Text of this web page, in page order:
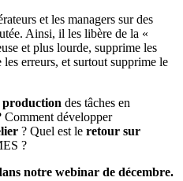
et les managers sur des
Ainsi, il les libère de la «
et plus lourde, supprime les
erreurs, et surtout supprime le
production des tâches en
Comment développer
? Quel est le retour sur
?
notre webinar de décembre.